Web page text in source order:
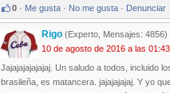
0 · Me gusta · No me gusta · Denunciar
Rigo (Experto, Mensajes: 4856)
10 de agosto de 2016 a las
Jajajajajajajaj. Un saludo a todos, incluido
brasileña, es matancera. jajajajajaj. Y yo